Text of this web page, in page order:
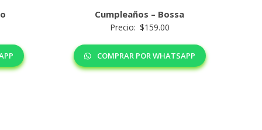
Cumpleaños – Bossa
Precio: $159.00
COMPRAR POR WHATSAPP